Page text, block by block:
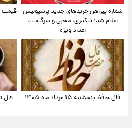
شماره پیراهن خریدهای جدید پرسپولیس
اعلام شد؛ تیکدری، محبی و سرگیف با
اعداد ویژه
فال حافظ پنجشنبه ۱۵ مرداد ماه ۱۴۰۵